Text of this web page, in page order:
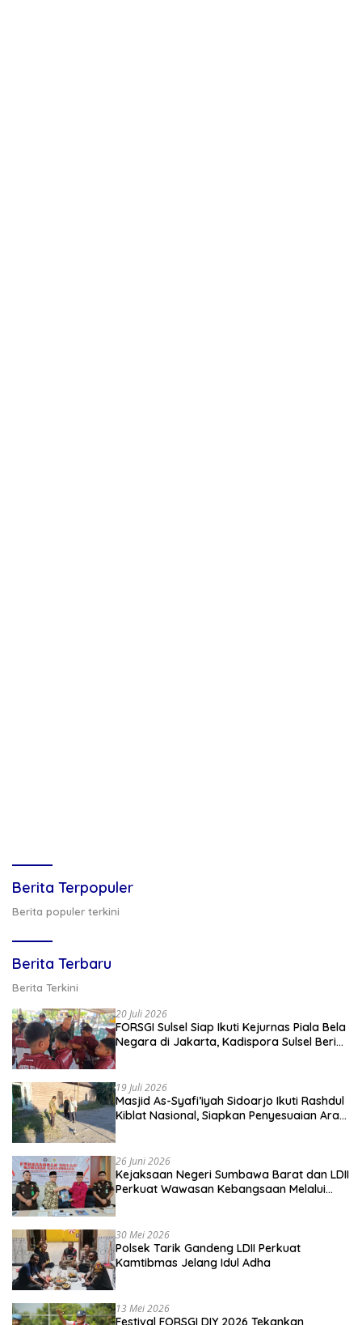
Berita Terpopuler
Berita populer terkini
Berita Terbaru
Berita Terkini
20 Juli 2026
FORSGI Sulsel Siap Ikuti Kejurnas Piala Bela
Negara di Jakarta, Kadispora Sulsel Beri
19 Juli 2026
Masjid As-Syafi’iyah Sidoarjo Ikuti Rashdul
Kiblat Nasional, Siapkan Penyesuaian Arah
26 Juni 2026
Kejaksaan Negeri Sumbawa Barat dan LDII
Perkuat Wawasan Kebangsaan Melalui
30 Mei 2026
Polsek Tarik Gandeng LDII Perkuat
Kamtibmas Jelang Idul Adha
13 Mei 2026
Festival FORSGI DIY 2026 Tekankan